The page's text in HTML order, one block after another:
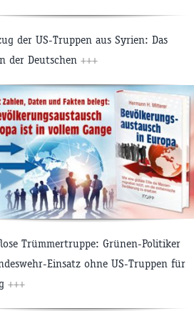
der US-Truppen aus Syrien: Das
der Deutschen +++
Trümmertruppe: Grünen-Politiker
Einsatz ohne US-Truppen für
+++